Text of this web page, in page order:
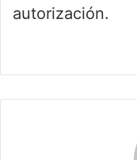
autorización.